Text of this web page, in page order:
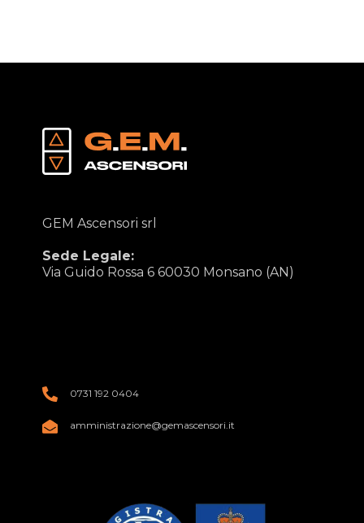
GEM Ascensori srl
Sede Legale:
Via Guido Rossa 6 60030 Monsano (AN)
0731 192 0404
amministrazione@gemascensori.it